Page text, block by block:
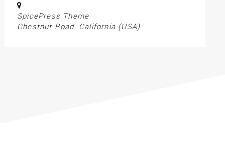
SpicePress Theme
Chestnut Road, California (USA)